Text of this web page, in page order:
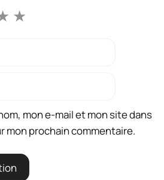
★
mon e-mail et mon site dans
mon prochain commentaire.